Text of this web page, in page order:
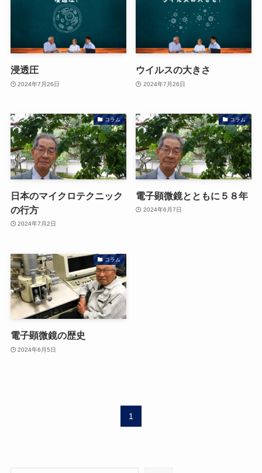
浸透圧
2024年7月26日
ウイルスの大きさ
2024年7月26日
コラム
日本のマイクロテクニック
の行方
2024年7月2日
コラム
電子顕微鏡とともに５８年
2024年6月7日
コラム
電子顕微鏡の歴史
2024年6月5日
1